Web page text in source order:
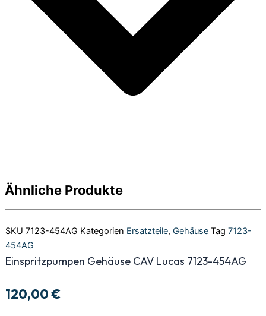
Ähnliche Produkte
SKU 7123-454AG Kategorien Ersatzteile, Gehäuse Tag 7123-
454AG
Einspritzpumpen Gehäuse CAV Lucas 7123-454AG
120,00€